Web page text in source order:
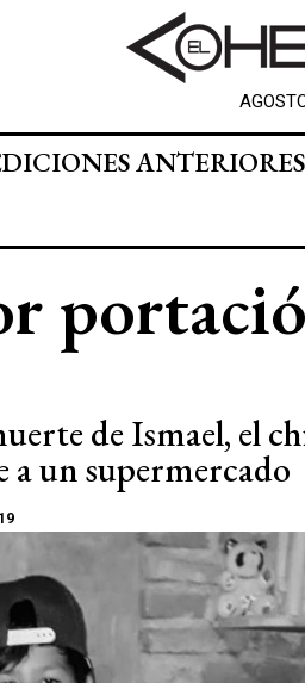
ANTERIORES
de Ismael, el
a un supermercado